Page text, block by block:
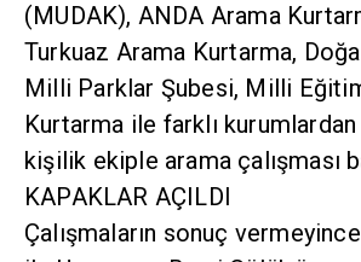
(MUDAK), ANDA Arama
Turkuaz Arama Kurtarma,
Milli Parklar Şubesi, Milli
Kurtarma ile farklı
kişilik ekiple arama çalışması
KAPAKLAR AÇILDI
Çalışmaların sonuç